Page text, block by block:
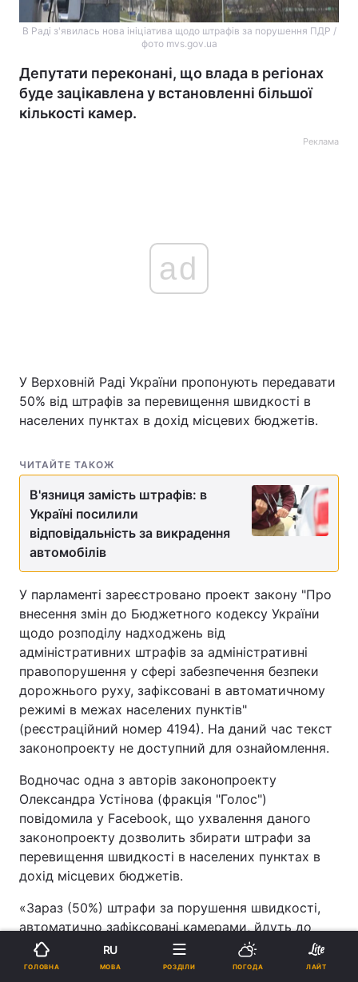
В Раді з'явилась нова ініціатива щодо штрафів за порушення ПДР /
фото mvs.gov.ua
Депутати переконані, що влада в регіонах
буде зацікавлена у встановленні більшої
кількості камер.
Реклама
ad
У Верховній Раді України пропонують передавати
50% від штрафів за перевищення швидкості в
населених пунктах в дохід місцевих бюджетів.
ЧИТАЙТЕ ТАКОЖ
В'язниця замість штрафів: в
Україні посилили
відповідальність за викрадення
автомобілів
У парламенті зареєстровано проект закону "Про
внесення змін до Бюджетного кодексу України
щодо розподілу надходжень від
адміністративних штрафів за адміністративні
правопорушення у сфері забезпечення безпеки
дорожнього руху, зафіксовані в автоматичному
режимі в межах населених пунктів"
(реєстраційний номер 4194). На даний час текст
законопроекту не доступний для ознайомлення.
Водночас одна з авторів законопроекту
Олександра Устінова (фракція "Голос")
повідомила у Facebook, що ухвалення даного
законопроекту дозволить збирати штрафи за
перевищення швидкості в населених пунктах в
дохід місцевих бюджетів.
«Зараз (50%) штрафи за порушення швидкості,
автоматично зафіксовані камерами, йдуть до
спецфонду, який займається обслуговуванням
системи фіксації штрафів (МВС та Національна
ГОЛОВНА
RU
МОВА РОЗДІЛИ ПОГОДА ЛАЙТ